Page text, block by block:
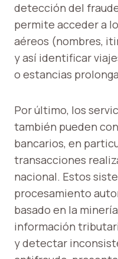
detección del
permite acceder a
aéreos (nombres,
y así identificar
o estancias
Por último, los
también pueden
bancarios, en
transacciones
nacional. Estos
procesamiento
basado en la
información
y detectar